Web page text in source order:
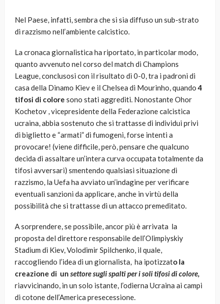
Nel Paese, infatti, sembra che si sia diffuso un sub-strato
di razzismo nell’ambiente calcistico.
La cronaca giornalistica ha riportato, in particolar modo,
quanto avvenuto nel corso del match di Champions
League, conclusosi con il risultato di 0-0, tra i padroni di
casa della Dinamo Kiev e il Chelsea di Mourinho, quando4
tifosi di colore sono stati aggrediti. Nonostante Ohor
Kochetov , vicepresidente della Federazione calcistica
ucraina, abbia sostenuto che si trattasse di individui privi
di biglietto e “armati” di fumogeni, forse intenti a
provocare! (viene difficile, però, pensare che qualcuno
decida di assaltare un’intera curva occupata totalmente da
tifosi avversari) smentendo qualsiasi situazione di
razzismo, la Uefa ha avviato un’indagine per verificare
eventuali sanzioni da applicare, anche in virtù della
possibilità che si trattasse di un attacco premeditato.
A sorprendere, se possibile, ancor più è arrivata la
proposta del direttore responsabile dell’Olimpiyskiy
Stadium di Kiev, Volodimir Spilchenko, il quale,
raccogliendo l’idea di un giornalista, ha ipotizzato la
creazione di un settore sugli spalti per i soli tifosi di colore,
riavvicinando, in un solo istante, l’odierna Ucraina ai campi
di cotone dell’America presecessione.